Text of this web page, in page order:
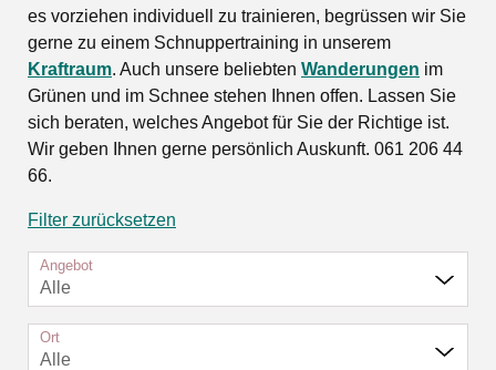
es vorziehen individuell zu trainieren, begrüssen wir Sie
gerne zu einem Schnuppertraining in unserem
Kraftraum. Auch unsere beliebten Wanderungen im
Grünen und im Schnee stehen Ihnen offen. Lassen Sie
sich beraten, welches Angebot für Sie der Richtige ist.
Wir geben Ihnen gerne persönlich Auskunft. 061 206 44
66.
Filter zurücksetzen
Angebot
Alle
Ort
Alle